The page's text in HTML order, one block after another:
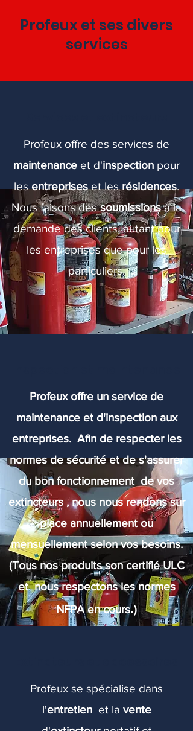
Profeux et ses divers
services
Profeux offre des services de
maintenance et d'inspection pour
lesentrepriseset lesrésidences.
Nous faisons dessoumissionsà la
demande des clients, autant pour
les entreprises que pour les
particuliers.
Profeux offre un service de
maintenance et d'inspection aux
entreprises. Afin de respecter les
normes de sécurité et de s'assurer
du bon fonctionnement de vos
extincteurs , nous nous rendons sur
place annuellement ou
mensuellement selon vos besoins.
(Tous nos produits son certifié ULC
et nous respectons les normes
NFPA en cours.)
Profeux se spécialise dans
l'entretienet la vente